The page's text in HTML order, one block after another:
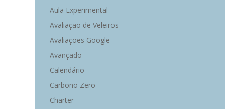
Aula Experimental
Avaliação de Veleiros
Avaliações Google
Avançado
Calendário
Carbono Zero
Charter